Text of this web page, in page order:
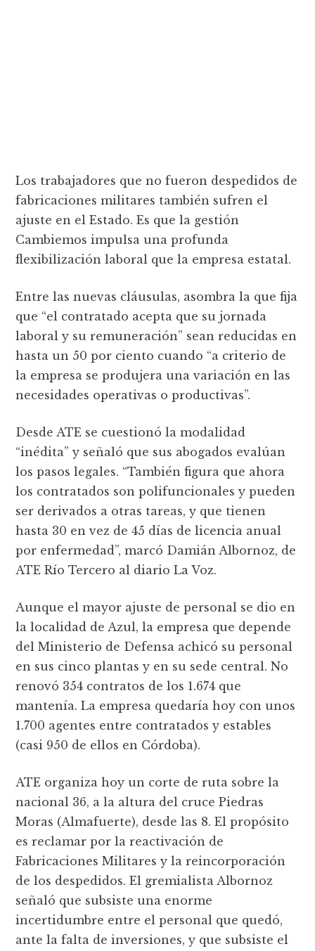
Los trabajadores que no fueron despedidos de
fabricaciones militares también sufren el
ajuste en el Estado. Es que la gestión
Cambiemos impulsa una profunda
flexibilización laboral que la empresa estatal.
Entre las nuevas cláusulas, asombra la que fija
que “el contratado acepta que su jornada
laboral y su remuneración” sean reducidas en
hasta un 50 por ciento cuando “a criterio de
la empresa se produjera una variación en las
necesidades operativas o productivas”.
Desde ATE se cuestionó la modalidad
“inédita” y señaló que sus abogados evalúan
los pasos legales. “También figura que ahora
los contratados son polifuncionales y pueden
ser derivados a otras tareas, y que tienen
hasta 30 en vez de 45 días de licencia anual
por enfermedad”, marcó Damián Albornoz, de
ATE Río Tercero al diario La Voz.
Aunque el mayor ajuste de personal se dio en
la localidad de Azul, la empresa que depende
del Ministerio de Defensa achicó su personal
en sus cinco plantas y en su sede central. No
renovó 354 contratos de los 1.674 que
mantenía. La empresa quedaría hoy con unos
1.700 agentes entre contratados y estables
(casi 950 de ellos en Córdoba).
ATE organiza hoy un corte de ruta sobre la
nacional 36, a la altura del cruce Piedras
Moras (Almafuerte), desde las 8. El propósito
es reclamar por la reactivación de
Fabricaciones Militares y la reincorporación
de los despedidos. El gremialista Albornoz
señaló que subsiste una enorme
incertidumbre entre el personal que quedó,
ante la falta de inversiones, y que subsiste el